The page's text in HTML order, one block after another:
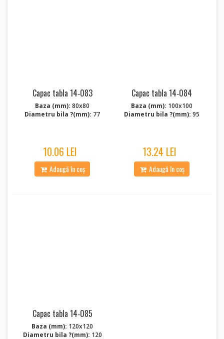
Capac tabla 14‑083
Baza (mm): 80x80
Diametru bila ?(mm): 77
10.06 LEI
Adaugă în coș
Capac tabla 14‑084
Baza (mm): 100x100
Diametru bila ?(mm): 95
13.24 LEI
Adaugă în coș
Capac tabla 14‑085
Baza (mm): 120x120
Diametru bila ?(mm): 120